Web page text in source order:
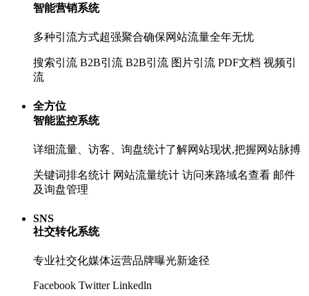
智能营销系统
多种引流方式超强聚合确保网站流量全年无忧
搜索引流 B2B引流 B2B引流 图片引流 PDF文档 视频引
流
全方位
智能监控系统
详细流量、访客、询盘统计了解网站现状,把握网站脉搏
关键词排名统计 网站流量统计 访问来路域名查看 邮件
及询盘管理
SNS
社交转化系统
专业社交化媒体运营品牌曝光新途径
Facebook Twitter Linkedln